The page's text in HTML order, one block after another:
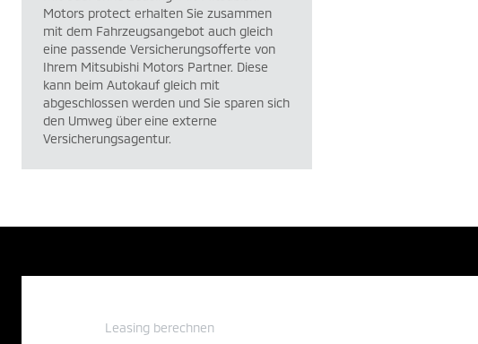
Motors protect erhalten Sie zusammen
mit dem Fahrzeugsangebot auch gleich
eine passende Versicherungsofferte von
Ihrem Mitsubishi Motors Partner. Diese
kann beim Autokauf gleich mit
abgeschlossen werden und Sie sparen sich
den Umweg über eine externe
Versicherungsagentur.
Leasing berechnen